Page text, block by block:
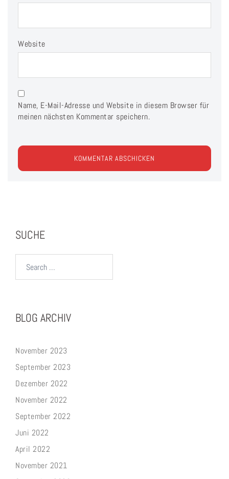
Website
Name, E-Mail-Adresse und Website in diesem Browser für
meinen nächsten Kommentar speichern.
SUCHE
BLOG ARCHIV
November 2023
September 2023
Dezember 2022
November 2022
September 2022
Juni 2022
April 2022
November 2021